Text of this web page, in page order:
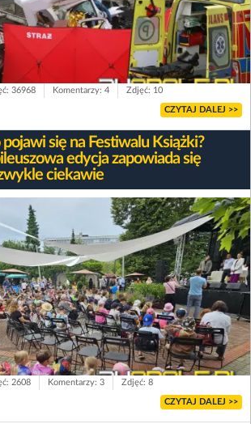
36968 Komentarzy: 4 Zdjęć: 10
CZYTAJ DALEJ >>
pojawi się na Festiwalu Książki?
edycja zapowiada się
ciekawie
2608 Komentarzy: 3 Zdjęć: 8
CZYTAJ DALEJ >>